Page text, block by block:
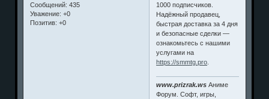
Сообщений: 435
Уважение: +0
Позитив: +0
1000 подписчиков.
Надёжный продавец,
быстрая доставка за 4 дня
и безопасные сделки —
ознакомьтесь с нашими
услугами на
https://smmtg.pro
www.prizrak.ws Аниме
Форум. Софт, игры,